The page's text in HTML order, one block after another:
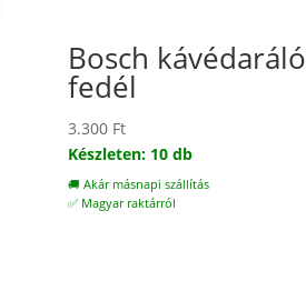
Bosch kávédaráló
fedél
3.300 Ft
Készleten: 10 db
🚚 Akár másnapi szállítás
✅ Magyar raktárról